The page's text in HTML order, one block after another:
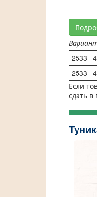
2533
2533
Если
сдать